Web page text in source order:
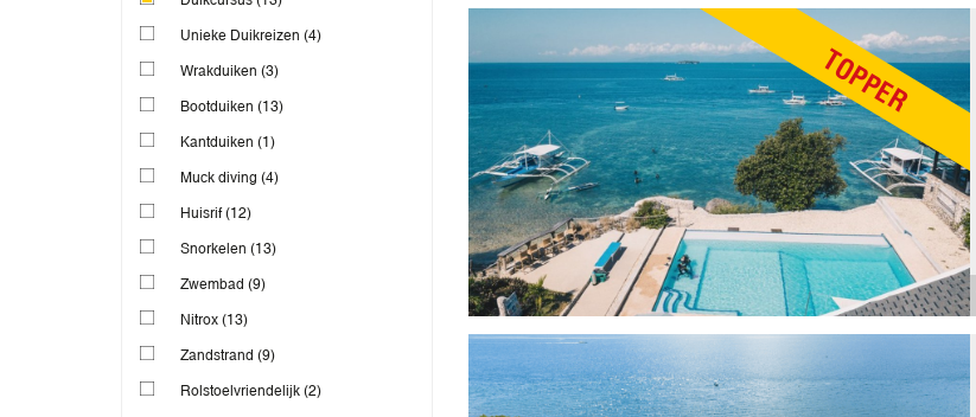
Unieke Duikreizen (4)
Wrakduiken (3)
Bootduiken (13)
Kantduiken (1)
Muck diving (4)
Huisrif(12)
Snorkelen (13)
Zwembad (9)
Nitrox (13)
Zandstrand (9)
Rolstoelvriendelijk (2)
TOPPER